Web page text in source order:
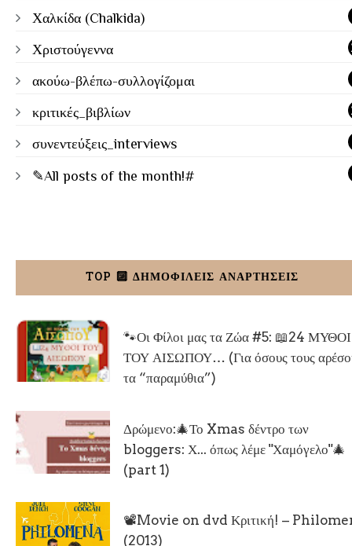
Χαλκίδα (Chalkida)
Χριστούγεννα
ακούω-βλέπω-συλλογίζομαι
κριτικές_βιβλίων
συνεντεύξεις_interviews
✎All posts of the month!#
TOP 🔟 ΔΗΜΟΦΙΛΕΙΣ ΑΝΑΡΤΗΣΕΙΣ
🐾Οι Φίλοι μας τα Ζώα #5: 📖24 ΜΥΘΟΙ
ΤΟΥ ΑΙΣΩΠΟΥ… (Για όσους τους
τα “παραμύθια”)
Δρώμενο:🎄Το Xmas δέντρο των
bloggers: Χ... όπως λέμε "Χαμόγελο"🎄
(part 1)
📽Movie on dvd Κριτική! –
(2013)